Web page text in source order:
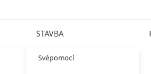
STAVBA
Svépomocí